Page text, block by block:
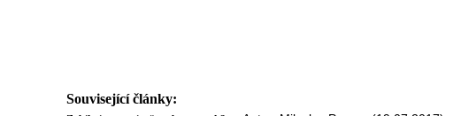
Související články: